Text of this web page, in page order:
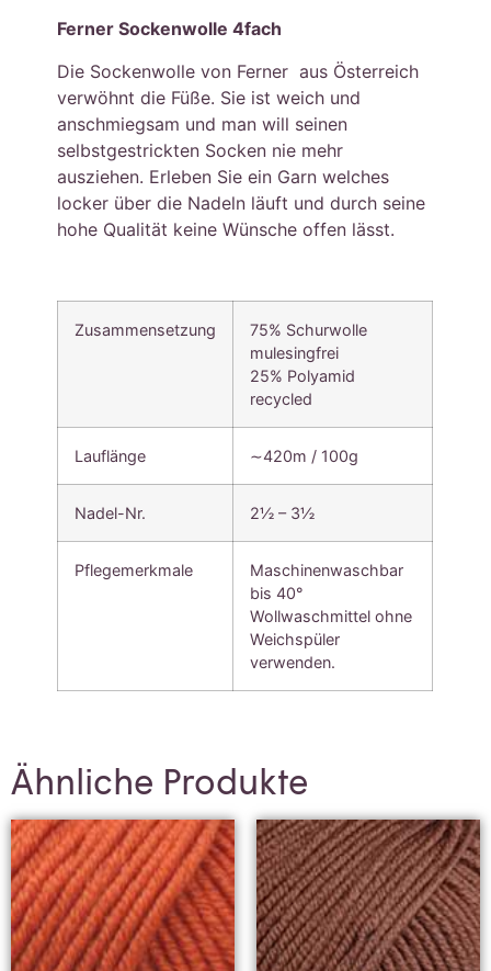
Ferner Sockenwolle 4fach
Die Sockenwolle von Ferner aus Österreich
verwöhnt die Füße. Sie ist weich und
anschmiegsam und man will seinen
selbstgestrickten Socken nie mehr
ausziehen. Erleben Sie ein Garn welches
locker über die Nadeln läuft und durch seine
hohe Qualität keine Wünsche offen lässt.
Zusammensetzung
75% Schurwolle
mulesingfrei
25% Polyamid
recycled
Lauflänge ∼420m / 100g
Nadel-Nr. 2½ – 3½
Pflegemerkmale
Maschinenwaschbar
bis 40°
Wollwaschmittel ohne
Weichspüler
verwenden.
Ähnliche Produkte